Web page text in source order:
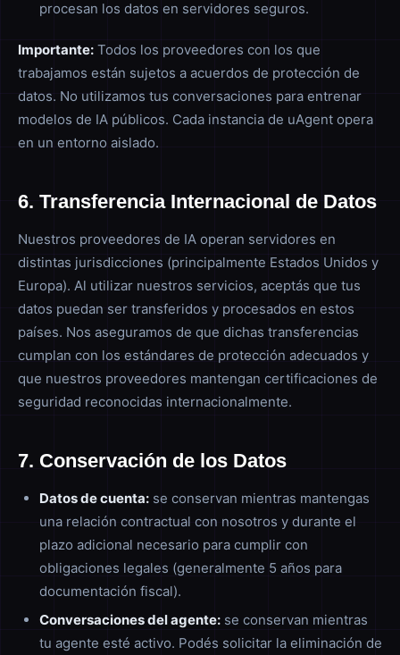
procesan los datos en servidores seguros.
Importante: Todos los proveedores con los que
trabajamos están sujetos a acuerdos de protección de
datos. No utilizamos tus conversaciones para entrenar
modelos de IA públicos. Cada instancia de uAgent opera
en un entorno aislado.
6. Transferencia Internacional de Datos
Nuestros proveedores de IA operan servidores en
distintas jurisdicciones (principalmente Estados Unidos y
Europa). Al utilizar nuestros servicios, aceptás que tus
datos puedan ser transferidos y procesados en estos
países. Nos aseguramos de que dichas transferencias
cumplan con los estándares de protección adecuados y
que nuestros proveedores mantengan certificaciones de
seguridad reconocidas internacionalmente.
7. Conservación de los Datos
Datos de cuenta: se conservan mientras mantengas
una relación contractual con nosotros y durante el
plazo adicional necesario para cumplir con
obligaciones legales (generalmente 5 años para
documentación fiscal).
Conversaciones del agente: se conservan mientras
tu agente esté activo. Podés solicitar la eliminación de